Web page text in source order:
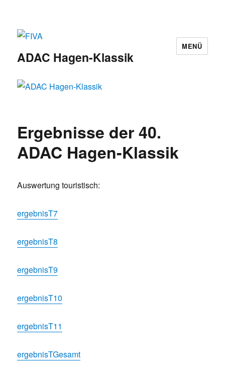
ADAC Hagen-Klassik
MENÜ
Ergebnisse der 40.
ADAC Hagen-Klassik
Auswertung touristisch:
ergebnisT7
ergebnisT8
ergebnisT9
ergebnisT10
ergebnisT11
ergebnisTGesamt